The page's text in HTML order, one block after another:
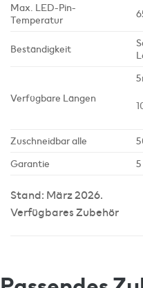
Max. LED-Pin-
Temperatur
Beständigkeit
Verfügbare Längen
Zuschneidbar alle
Garantie
Stand: März 2026.
Verfügbares Zubehör